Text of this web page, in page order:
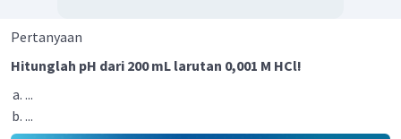
Pertanyaan
Hitunglah pH dari 200 mL larutan 0,001 M HCl!
...
...